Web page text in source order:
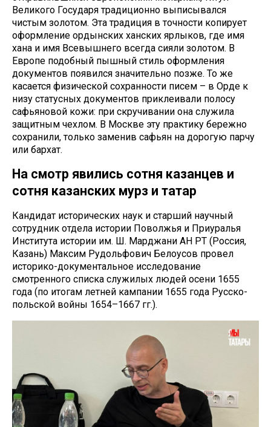
Великого Государя традиционно выписывался
чистым золотом. Эта традиция в точности копирует
оформление ордынских ханских ярлыков, где имя
хана и имя Всевышнего всегда сияли золотом. В
Европе подобный пышный стиль оформления
документов появился значительно позже. То же
касается физической сохранности писем – в Орде к
низу статусных документов приклеивали полосу
сафьяновой кожи: при скручивании она служила
защитным чехлом. В Москве эту практику бережно
сохранили, только заменив сафьян на дорогую парчу
или бархат.
На смотр явились сотня казанцев и
сотня казанских мурз и татар
Кандидат исторических наук и старший научный
сотрудник отдела истории Поволжья и Приуралья
Института истории им. Ш. Марджани АН РТ (Россия,
Казань) Максим Рудольфович Белоусов провел
историко-документальное исследование
смотренного списка служилых людей осени 1655
года (по итогам летней кампании 1655 года Русско-
польской войны 1654–1667 гг.).